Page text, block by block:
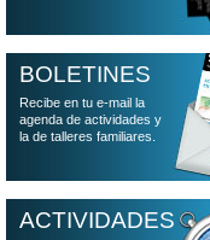
BOLETINES
Recibe en tu e-mail la
agenda de actividades y
la de talleres familiares.
ACTIVIDADES